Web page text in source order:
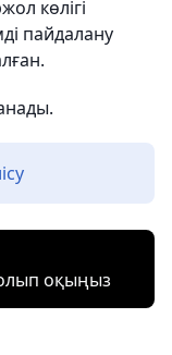
көлігі
пайдалану
оқыңыз